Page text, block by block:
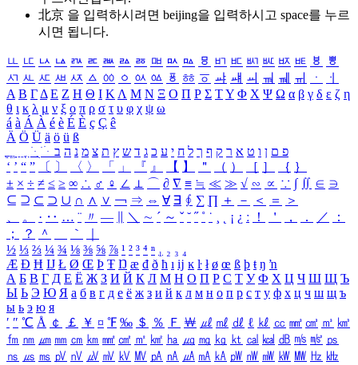
北京 을 입력하시려면 beijing을 입력하시고 space를 누르
시면 됩니다.
ㅥ ㅦ ㅧ ㅨ ㅩ ㅪ ㅫ ㅬ ㅭ ㅮ ㅯ ㅰ ㅱ ㅲ ㅳ ㅴ ㅵ ㅶ ㅷ ㅸ
ㅹ
ㅺ ㅻ ㅼ ㅽ ㅾ ㅿ ㆀ ㆁ ㆂ ㆃ ㆄ ㆅ ㆆ ㆇ ㆈ ㆉ ㆊ ㆋ ㆌ ㆍ
ㆎ
Α Β ΓΔ Ε Ζ Η Θ Ι ΚΛ Μ Ν Ξ Ο Π Ρ Σ ΤΥ Φ Χ Ψ Ω α β γ δ ε ζ η
θ ι κ λ μ ν ξ ο π ρ σ τ υ φ χ ψ ω
á à Á À é è É È ç Ç ê
Ä Ö Ü ä ö ü ß
ִֶֹ ֻּ ׁׂ פ ם ן ו ט א ר ק ף ך ל ח י ע כ ג ד ש ץ ת צ מ נ ה ב
‘ ’ “ ” 〔 〕 〈 〉 「 」 『 』 【 】 ＂ （ ） ［ ］ ｛ ｝
± × ÷ ≠ ≤ ≥ ∞ ∴ ♂ ♀ ∠ ⊥ ⌒ ∂ ∇ ≡ ≒ ≪ ≫ √ ∽ ∝ ∵ ∫ ∬ ∈ ∋
⊆ ⊇ ⊂ ⊃ ∪ ∩ ∧ ∨ ￢ ⇒ ⇔ ∀ ∃ ∮ ∑ ∏ ＋ － ＜ ＝
＞
、
。 · ‥ … ¨ 〃 ― ＼ ∼ ´ ～ ˇ ˘ ˝ ˚ ˙ ¸ ¡ ¿ ː ！ ＇ ， ． ／
：
；
？ ＾ ｀
½ ⅓ ⅔ ¼ ¾ ⅛ ⅜ ⅝ ⅞ ¹ ² ³ ⁴ ⁿ ₁ ₂ ₃ ₄
Æ Ð Ħ Ĳ Ł Ø Œ Þ Ŧ Ŋ æ đ ð ħ ı ĳ ĸ ŀ ł ø œ ß þ ŧ ŋ ŉ
А Б В Г Д Е Ё Ж З И Й К Л М Н О П Р С Т У Ф Х Ц Ч Ш Щ Ъ
Ы Ь Э Ю Я а б в г д е ё ж з и й к л м н о п р с т у ф х ц ч ш щ ъ
ы ь э ю я
′ ″ ℃ Å ￠ ￡ ￥ ¤ ℉ ‰ ＄ ％ Ｆ ￦ ㎕ ㎖ ㎗ ℓ ㎘ ㏄ ㎣ ㎤ ㎥ ㎦
㎙ ㎚ ㎛ ㎜ ㎝ ㎞ ㎟ ㎠ ㎡ ㎢ ㏊ ㎍ ㎎ ㎏ ㏏ ㎈ ㎉ ㏈ ㎧ ㎨ ㎰
㎱ ㎲ ㎳ ㎴ ㎵ ㎶ ㎷ ㎸ ㎹ ㎀ ㎁ ㎂ ㎃ ㎄ ㎺ ㎻ ㎽ ㎾ ㎿ ㎐ ㎑